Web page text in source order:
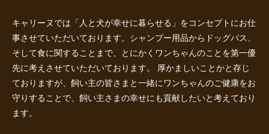
キャリーヌでは「人と犬が幸せに暮らせる」をコンセプトにお仕
事させていただいております。シャンプー用品からドッグバス、
そして食に関することまで、とにかくワンちゃんのことを第一優
先に考えさせていただいております。 厚かましいことかと存じ
ておりますが、飼い主の皆さまと一緒にワンちゃんのご健康をお
守りすることで、飼い主さまの幸せにも貢献したいと考えており
ます。